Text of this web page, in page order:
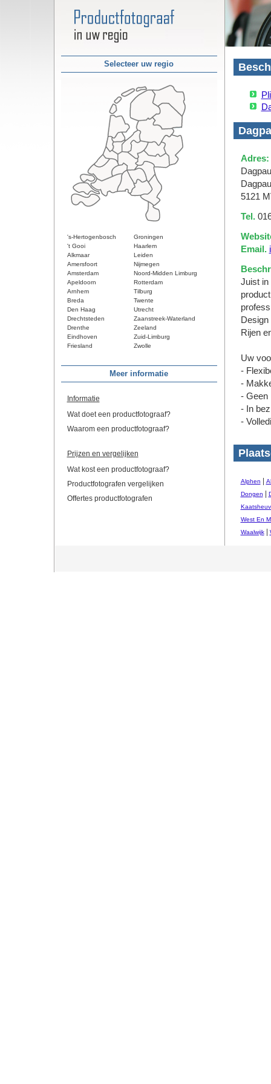
Selecteer uw regio
's-Hertogenbosch
Groningen
't Gooi
Haarlem
Alkmaar
Leiden
Amersfoort
Nijmegen
Amsterdam
Noord-Midden Limburg
Apeldoorn
Rotterdam
Arnhem
Tilburg
Breda
Twente
Den Haag
Utrecht
Drechtsteden
Zaanstreek-Waterland
Drenthe
Zeeland
Eindhoven
Zuid-Limburg
Friesland
Zwolle
Meer informatie
Informatie
Wat doet een productfotograaf?
Waarom een productfotograaf?
Prijzen en vergelijken
Wat kost een productfotograaf?
Productfotografen vergelijken
Offertes productfotografen
Adres:
5121
Tel.
Email.
Juist in
Rijen
Uw
-
-
- Geen
- In
-
Alphen
Dongen
West En
Waalwijk|